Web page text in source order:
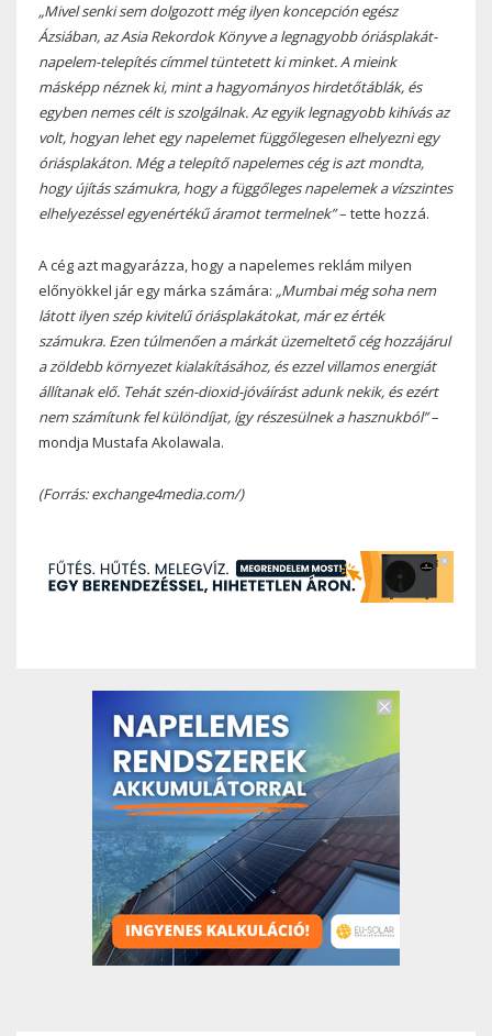
„Mivel senki sem dolgozott még ilyen koncepción egész
Ázsiában, az Asia Rekordok Könyve a legnagyobb óriásplakát-
napelem-telepítés címmel tüntetett ki minket. A mieink
másképp néznek ki, mint a hagyományos hirdetőtáblák, és
egyben nemes célt is szolgálnak. Az egyik legnagyobb kihívás az
volt, hogyan lehet egy napelemet függőlegesen elhelyezni egy
óriásplakáton. Még a telepítő napelemes cég is azt mondta,
hogy újítás számukra, hogy a függőleges napelemek a vízszintes
elhelyezéssel egyenértékű áramot termelnek”– tette hozzá.
A cég azt magyarázza, hogy a napelemes reklám milyen
előnyökkel jár egy márka számára: „Mumbai még soha nem
látott ilyen szép kivitelű óriásplakátokat, már ez érték
számukra. Ezen túlmenően a márkát üzemeltető cég hozzájárul
a zöldebb környezet kialakításához, és ezzel villamos energiát
állítanak elő. Tehát szén-dioxid-jóváírást adunk nekik, és ezért
nem számítunk fel különdíjat, így részesülnek a hasznukból”–
mondja Mustafa Akolawala.
(Forrás: exchange4media.com/)